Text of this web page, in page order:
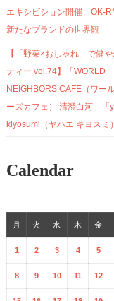
エキシビション開催 OK-
新たなブランドの世界観
【「野菜×おしゃれ」で健
ティー vol.74】「WORLD
NEIGHBORS CAFE（ワー
ーズカフェ） 清澄白河」「
kiyosumi（ヤハエ キヨスミ
Calendar
月 火 水 木 金
1 2 3 4 5
8 9 10 11 12